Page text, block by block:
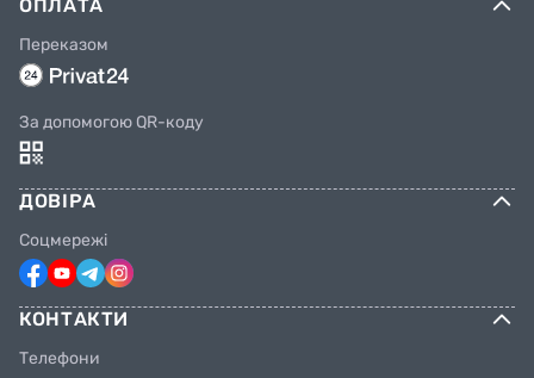
ОПЛАТА
Переказом
За допомогою QR-коду
ДОВІРА
Соцмережі
КОНТАКТИ
Телефони